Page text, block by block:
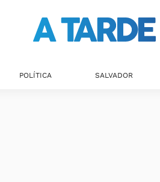
POLÍTICA SALVADOR